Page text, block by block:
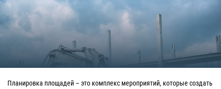
Планировка площадей – это комплекс мероприятий, которые создать